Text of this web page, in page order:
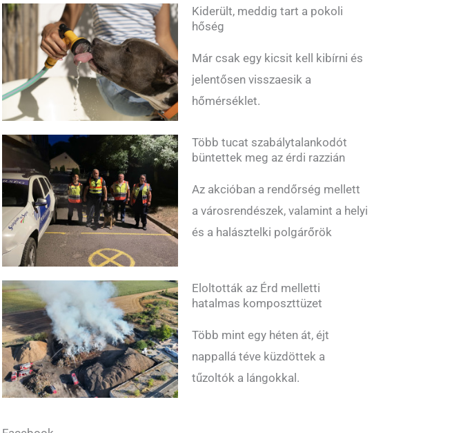
Kiderült, meddig tart a pokoli
hőség
Már csak egy kicsit kell kibírni és
jelentősen visszaesik a
hőmérséklet.
Több tucat szabálytalankodót
büntettek meg az érdi razzián
Az akcióban a rendőrség mellett
a városrendészek, valamint a helyi
és a halásztelki polgárőrök
Eloltották az Érd melletti
hatalmas komposzttüzet
Több mint egy héten át, éjt
nappallá téve küzdöttek a
tűzoltók a lángokkal.